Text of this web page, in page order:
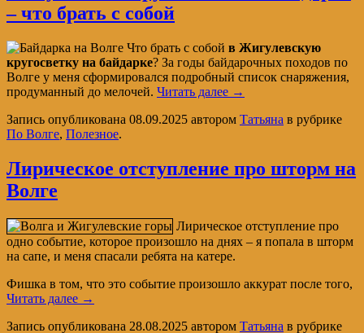
– что брать с собой
Что брать с собой в Жигулевскую
кругосветку на байдарке? За годы байдарочных походов по
Волге у меня сформировался подробный список снаряжения,
продуманный до мелочей. Читать далее →
Запись опубликована 08.09.2025 автором Татьяна в рубрике
По Волге, Полезное.
Лирическое отступление про шторм на
Волге
Лирическое отступление про
одно событие, которое произошло на днях – я попала в шторм
на сапе, и меня спасали ребята на катере.
Фишка в том, что это событие произошло аккурат после того,
Читать далее →
Запись опубликована 28.08.2025 автором Татьяна в рубрике